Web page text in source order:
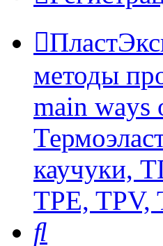
методы
main ways
каучуки,
TPE, TPV,